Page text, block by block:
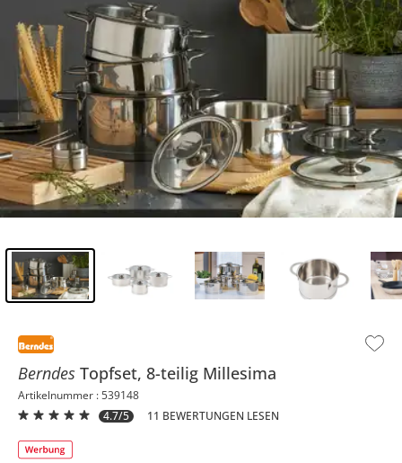
Berndes Topfset, 8-teilig Millesima
Artikelnummer : 539148
4.7/5
11 BEWERTUNGEN LESEN